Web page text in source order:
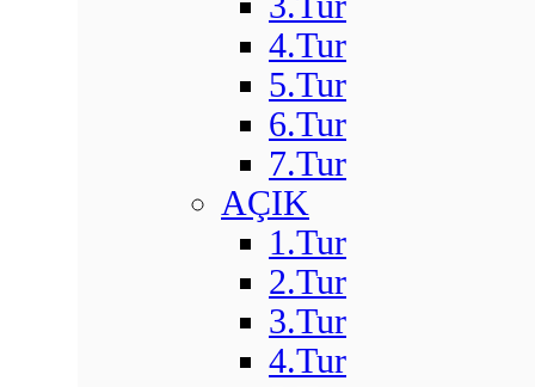
4.Tur
5.Tur
6.Tur
7.Tur
AÇIK
1.Tur
2.Tur
3.Tur
4.Tur